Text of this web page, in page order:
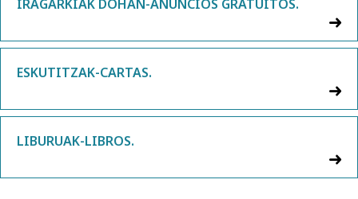
IRAGARKIAK DOHAN-ANUNCIOS GRATUITOS.
ESKUTITZAK-CARTAS.
LIBURUAK-LIBROS.